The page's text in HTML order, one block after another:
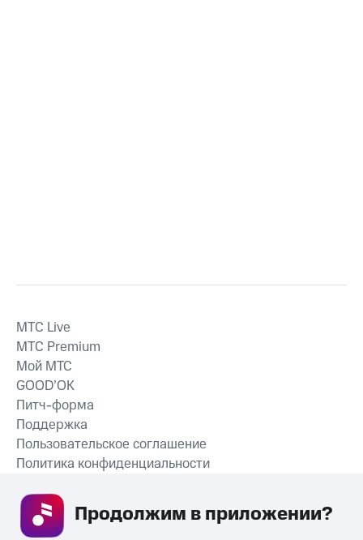
СКАЧАТЬ ПРИЛОЖЕНИЕ
MTС Live
MTС Premium
Мой МТС
GOOD’OK
Питч-форма
Поддержка
Пользовательское соглашение
Политика конфиденциальности